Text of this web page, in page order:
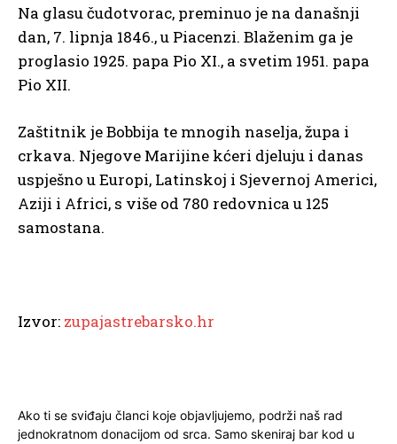
Na glasu čudotvorac, preminuo je na današnji
dan, 7. lipnja 1846., u Piacenzi. Blaženim ga je
proglasio 1925. papa Pio XI., a svetim 1951. papa
Pio XII.
Zaštitnik je Bobbija te mnogih naselja, župa i
crkava. Njegove Marijine kćeri djeluju i danas
uspješno u Europi, Latinskoj i Sjevernoj Americi,
Aziji i Africi, s više od 780 redovnica u 125
samostana.
Izvor: zupajastrebarsko.hr
Ako ti se sviđaju članci koje objavljujemo, podrži naš rad
jednokratnom donacijom od srca. Samo skeniraj bar kod u